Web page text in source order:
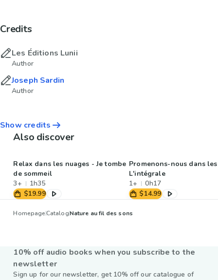
Credits
Les Éditions Lunii
Author
Joseph Sardin
Author
Show credits
Also discover
Relax dans les nuages - Je tombe
de sommeil
3+
1h35
$19.99
Promenons-nous dans
L'intégrale
1+
0h17
$14.99
HomepageCatalogNature au fil des sons
10% off audio books when you subscribe to the
newsletter
Sign up for our newsletter, get 10% off our catalogue of